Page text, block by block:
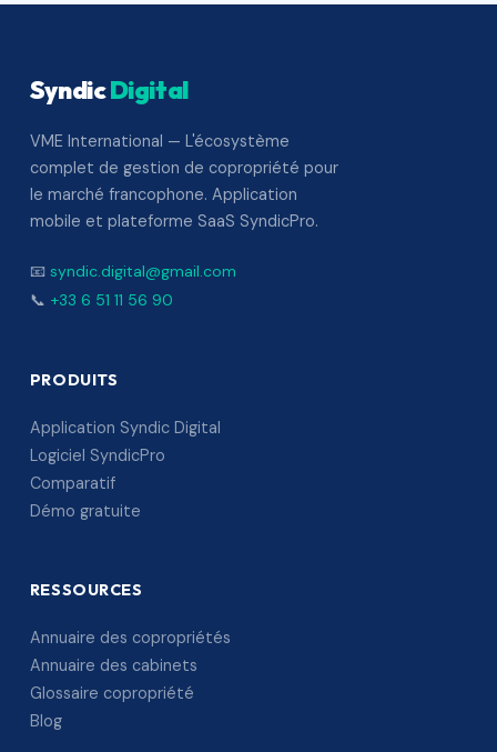
SyndicDigital
VME International — L'écosystème
complet de gestion de copropriété pour
le marché francophone. Application
mobile et plateforme SaaS SyndicPro.
📧 syndic.digital@gmail.com
📞 +33 6 51 11 56 90
PRODUITS
Application Syndic Digital
Logiciel SyndicPro
Comparatif
Démo gratuite
RESSOURCES
Annuaire des copropriétés
Annuaire des cabinets
Glossaire copropriété
Blog